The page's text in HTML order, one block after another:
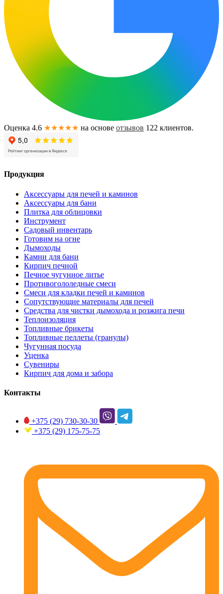
Оценка 4.6 ★★★★★ на основе отзывов 122 клиентов.
Продукция
Аксессуары для печей и каминов
Аксессуары для бани
Плитка для облицовки
Инструмент
Садовый инвентарь
Готовим на огне
Дымоходы
Камни для бани
Кирпич печной
Печное чугунное литье
Противогололедные смеси
Смеси для кладки печей и каминов
Сопутствующие материалы для печей
Средства для чистки дымохода и розжига печи
Теплоизоляция
Топливные брикеты
Топливные пеллеты (гранулы)
Чугунная посуда
Уценка
Сувениры
Кирпич для дома и забора
Контакты
+375 (29) 730-30-30
+375 (29) 175-75-75